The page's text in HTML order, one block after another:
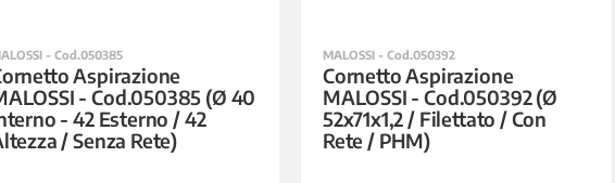
- Cod.050385
Aspirazione
- Cod.050385 (Ø 40
- 42 Esterno / 42
/ Senza Rete)
MALOSSI - Cod.050392
Cornetto Aspirazione
MALOSSI - Cod.050392 (Ø
52x71x1,2 / Filettato / Con
Rete / PHM)